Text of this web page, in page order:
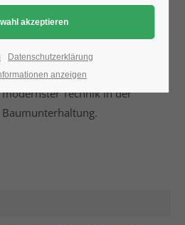
600
Bandbreite baumpflegerisch
interessanter Objekte - von
historischen Gartenanlagen aus
der Zeit Napoleons bis hin zu
modernster Technik in der
Baumunterhaltung.
Datenschutzerklärung
anzeigen